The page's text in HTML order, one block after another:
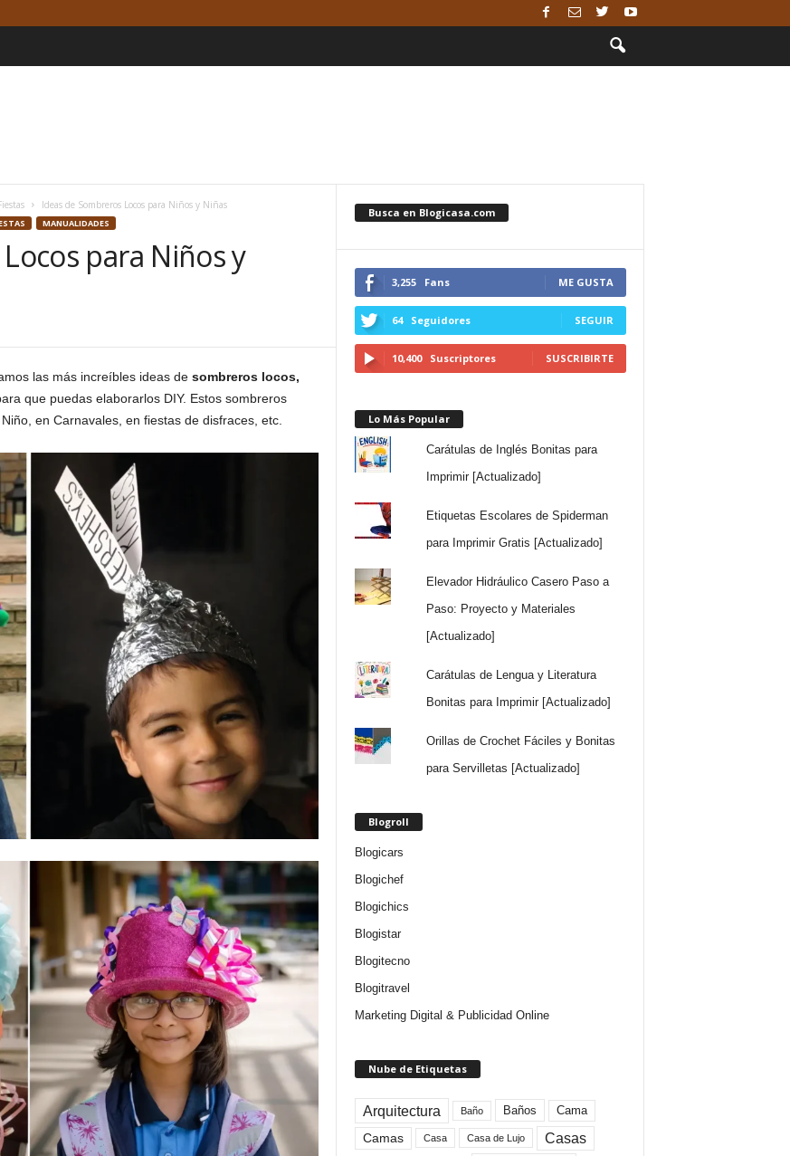
Ideas de Sombreros Locos para Niños y Niñas
MANUALIDADES
para Niños y
las más increíbles ideas de sombreros locos,
que puedas elaborarlos DIY. Estos sombreros
en Carnavales, en fiestas de disfraces, etc.
Busca en Blogicasa.com
3,255 Fans ME GUSTA
64 Seguidores SEGUIR
10,400 Suscriptores SUSCRIBIRTE
Lo Más Popular
Carátulas de Inglés Bonitas para
Imprimir [Actualizado]
Etiquetas Escolares de Spiderman
para Imprimir Gratis [Actualizado]
Elevador Hidráulico Casero Paso a
Paso: Proyecto y Materiales
[Actualizado]
Carátulas de Lengua y Literatura
Bonitas para Imprimir [Actualizado]
Orillas de Crochet Fáciles y Bonitas
para Servilletas [Actualizado]
Blogroll
Blogicars
Blogichef
Blogichics
Blogistar
Blogitecno
Blogitravel
Marketing Digital & Publicidad Online
Nube de Etiquetas
Arquitectura Baño Baños Cama
Camas Casa Casa de Lujo Casas